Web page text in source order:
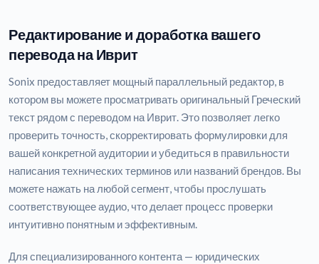
Редактирование и доработка вашего
перевода на Иврит
Sonix предоставляет мощный параллельный редактор, в
котором вы можете просматривать оригинальный Греческий
текст рядом с переводом на Иврит. Это позволяет легко
проверить точность, скорректировать формулировки для
вашей конкретной аудитории и убедиться в правильности
написания технических терминов или названий брендов. Вы
можете нажать на любой сегмент, чтобы прослушать
соответствующее аудио, что делает процесс проверки
интуитивно понятным и эффективным.
Для специализированного контента — юридических